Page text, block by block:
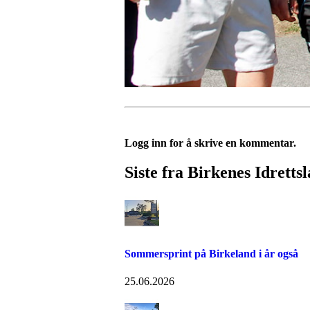
Logg inn for å skrive en kommentar.
Siste fra Birkenes
Sommersprint på Birkeland i år også
25.06.2026